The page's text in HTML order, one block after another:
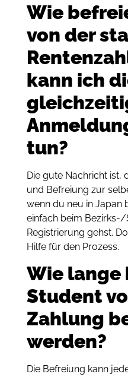
Wie
von der
kann ich
tun?
Die gute Nachricht ist,
und Befreiung zur
wenn du neu in Japan
einfach beim
Registrierung gehst.
Hilfe für den Prozess.
Wie lange
Student
Zahlung
werden?
Die Befreiung kann